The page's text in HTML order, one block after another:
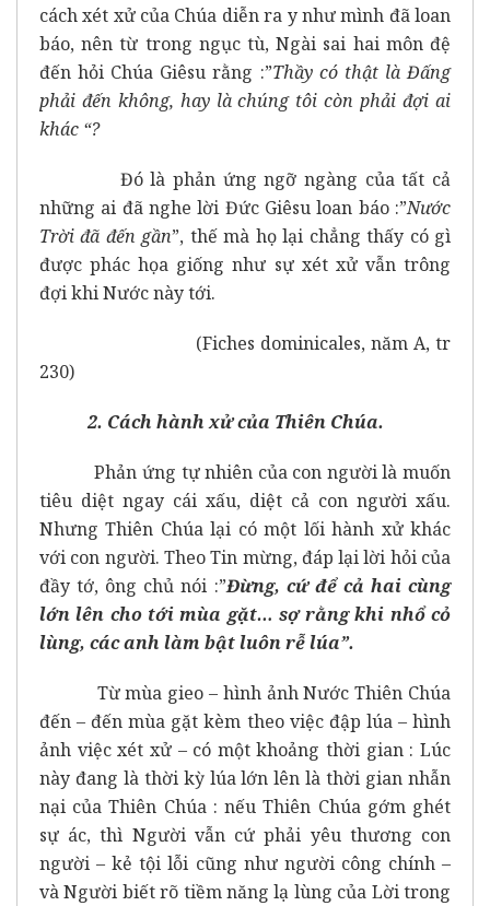
cách xét xử của Chúa diễn ra y như mình đã loan
báo, nên từ trong ngục tù, Ngài sai hai môn đệ
đến hỏi Chúa Giêsu rằng :”Thầy có thật là Đấng
phải đến không, hay là chúng tôi còn phải đợi ai
khác “?
Đó là phản ứng ngỡ ngàng của tất cả
những ai đã nghe lời Đức Giêsu loan báo :”Nước
Trời đã đến gần”, thế mà họ lại chẳng thấy có gì
được phác họa giống như sự xét xử vẫn trông
đợi khi Nước này tới.
(Fiches dominicales, năm A, tr
230)
2. Cách hành xử của Thiên Chúa.
Phản ứng tự nhiên của con người là muốn
tiêu diệt ngay cái xấu, diệt cả con người xấu.
Nhưng Thiên Chúa lại có một lối hành xử khác
với con người. Theo Tin mừng, đáp lại lời hỏi của
đầy tớ, ông chủ nói :”Đừng, cứ để cả hai cùng
lớn lên cho tới mùa gặt… sợ rằng khi nhổ cỏ
lùng, các anh làm bật luôn rễ lúa”.
Từ mùa gieo – hình ảnh Nước Thiên Chúa
đến – đến mùa gặt kèm theo việc đập lúa – hình
ảnh việc xét xử – có một khoảng thời gian : Lúc
này đang là thời kỳ lúa lớn lên là thời gian nhẫn
nại của Thiên Chúa : nếu Thiên Chúa gớm ghét
sự ác, thì Người vẫn cứ phải yêu thương con
người – kẻ tội lỗi cũng như người công chính –
và Người biết rõ tiềm năng lạ lùng của Lời trong